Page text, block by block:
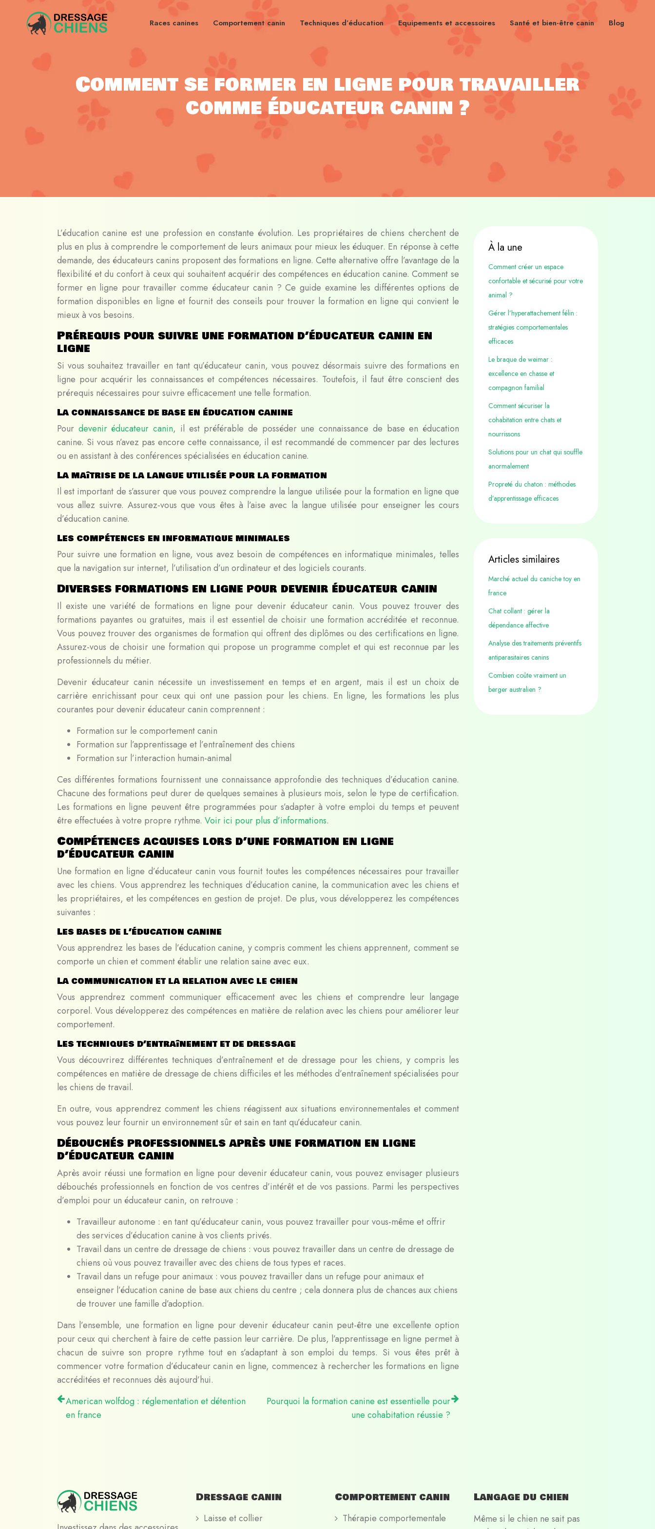
Races canines Comportement canin Techniques d’éducation Equipements et accessoires Santé et bien-être canin Blog
Comment se former en ligne pour travailler
comme éducateur canin ?
L’éducation canine est une profession en constante évolution. Les propriétaires de chiens cherchent de
plus en plus à comprendre le comportement de leurs animaux pour mieux les éduquer. En réponse à cette
demande, des éducateurs canins proposent des formations en ligne. Cette alternative offre l’avantage de la
flexibilité et du confort à ceux qui souhaitent acquérir des compétences en éducation canine. Comment se
former en ligne pour travailler comme éducateur canin ? Ce guide examine les différentes options de
formation disponibles en ligne et fournit des conseils pour trouver la formation en ligne qui convient le
mieux à vos besoins.
Prérequis pour suivre une formation d’éducateur canin en
ligne
Si vous souhaitez travailler en tant qu’éducateur canin, vous pouvez désormais suivre des formations en
ligne pour acquérir les connaissances et compétences nécessaires. Toutefois, il faut être conscient des
prérequis nécessaires pour suivre efficacement une telle formation.
La connaissance de base en éducation canine
Pour devenir éducateur canin, il est préférable de posséder une connaissance de base en éducation
canine. Si vous n’avez pas encore cette connaissance, il est recommandé de commencer par des lectures
ou en assistant à des conférences spécialisées en éducation canine.
La maîtrise de la langue utilisée pour la formation
Il est important de s’assurer que vous pouvez comprendre la langue utilisée pour la formation en ligne que
vous allez suivre. Assurez-vous que vous êtes à l’aise avec la langue utilisée pour enseigner les cours
d’éducation canine.
Les compétences en informatique minimales
Pour suivre une formation en ligne, vous avez besoin de compétences en informatique minimales, telles
que la navigation sur internet, l’utilisation d’un ordinateur et des logiciels courants.
Diverses formations en ligne pour devenir éducateur canin
Il existe une variété de formations en ligne pour devenir éducateur canin. Vous pouvez trouver des
formations payantes ou gratuites, mais il est essentiel de choisir une formation accréditée et reconnue.
Vous pouvez trouver des organismes de formation qui offrent des diplômes ou des certifications en ligne.
Assurez-vous de choisir une formation qui propose un programme complet et qui est reconnue par les
professionnels du métier.
Devenir éducateur canin nécessite un investissement en temps et en argent, mais il est un choix de
carrière enrichissant pour ceux qui ont une passion pour les chiens. En ligne, les formations les plus
courantes pour devenir éducateur canin comprennent :
Formation sur le comportement canin
Formation sur l’apprentissage et l’entraînement des chiens
Formation sur l’interaction humain-animal
Ces différentes formations fournissent une connaissance approfondie des techniques d’éducation canine.
Chacune des formations peut durer de quelques semaines à plusieurs mois, selon le type de certification.
Les formations en ligne peuvent être programmées pour s’adapter à votre emploi du temps et peuvent
être effectuées à votre propre rythme. Voir ici pour plus d’informations.
Compétences acquises lors d’une formation en ligne
d’éducateur canin
Une formation en ligne d’éducateur canin vous fournit toutes les compétences nécessaires pour travailler
avec les chiens. Vous apprendrez les techniques d’éducation canine, la communication avec les chiens et
les propriétaires, et les compétences en gestion de projet. De plus, vous développerez les compétences
suivantes :
Les bases de l’éducation canine
Vous apprendrez les bases de l’éducation canine, y compris comment les chiens apprennent, comment se
comporte un chien et comment établir une relation saine avec eux.
La communication et la relation avec le chien
Vous apprendrez comment communiquer efficacement avec les chiens et comprendre leur langage
corporel. Vous développerez des compétences en matière de relation avec les chiens pour améliorer leur
comportement.
Les techniques d’entraînement et de dressage
Vous découvrirez différentes techniques d’entraînement et de dressage pour les chiens, y compris les
compétences en matière de dressage de chiens difficiles et les méthodes d’entraînement spécialisées pour
les chiens de travail.
En outre, vous apprendrez comment les chiens réagissent aux situations environnementales et comment
vous pouvez leur fournir un environnement sûr et sain en tant qu’éducateur canin.
Débouchés professionnels après une formation en ligne
d’éducateur canin
Après avoir réussi une formation en ligne pour devenir éducateur canin, vous pouvez envisager plusieurs
débouchés professionnels en fonction de vos centres d’intérêt et de vos passions. Parmi les perspectives
d’emploi pour un éducateur canin, on retrouve :
Travailleur autonome : en tant qu’éducateur canin, vous pouvez travailler pour vous-même et offrir
des services d’éducation canine à vos clients privés.
Travail dans un centre de dressage de chiens : vous pouvez travailler dans un centre de dressage de
chiens où vous pouvez travailler avec des chiens de tous types et races.
Travail dans un refuge pour animaux : vous pouvez travailler dans un refuge pour animaux et
enseigner l’éducation canine de base aux chiens du centre ; cela donnera plus de chances aux chiens
de trouver une famille d’adoption.
Dans l’ensemble, une formation en ligne pour devenir éducateur canin peut-être une excellente option
pour ceux qui cherchent à faire de cette passion leur carrière. De plus, l’apprentissage en ligne permet à
chacun de suivre son propre rythme tout en s’adaptant à son emploi du temps. Si vous êtes prêt à
commencer votre formation d’éducateur canin en ligne, commencez à rechercher les formations en ligne
accréditées et reconnues dès aujourd’hui.
American wolfdog : réglementation et détention
en france
Pourquoi la formation canine est essentielle pour
une cohabitation réussie ?
À la une
Comment créer un espace
confortable et sécurisé pour votre
animal ?
Gérer l’hyperattachement félin :
stratégies comportementales
efficaces
Le braque de weimar :
excellence en chasse et
compagnon familial
Comment sécuriser la
cohabitation entre chats et
nourrissons
Solutions pour un chat qui souffle
anormalement
Propreté du chaton : méthodes
d’apprentissage efficaces
Articles similaires
Marché actuel du caniche toy en
france
Chat collant : gérer la
dépendance affective
Analyse des traitements préventifs
antiparasitaires canins
Combien coûte vraiment un
berger australien ?
Dressage canin
Laisse et collier
Comportement canin
Thérapie comportementale
Langage du chien
Même si le chien ne sait pas